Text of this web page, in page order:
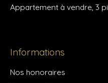
Appartement à vendre, 3
Informations
Nos honoraires